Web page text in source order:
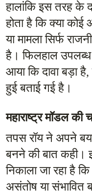
हालांकि इस तरह के
होता है कि क्या
या मामला सिर्फ
है। फिलहाल उपलब्ध
आया कि दावा बड़ा
हुई बताई गई है।
महाराष्ट्र मॉडल की
तपस रॉय ने अपने
बनने की बात कही।
निकाला जा रहा है
असंतोष या संभावित